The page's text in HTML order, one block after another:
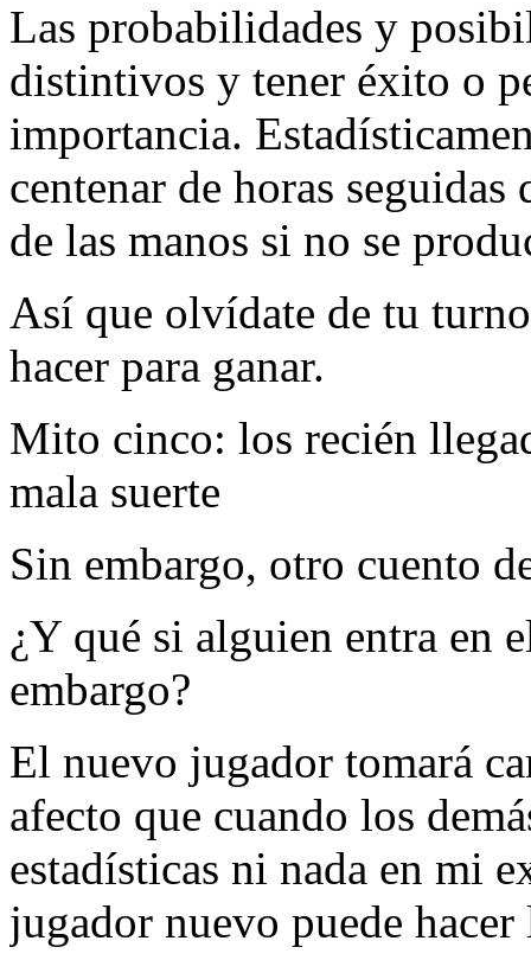
Las probabilidades y
distintivos y tener éxito o
importancia.
centenar de horas
de las manos si no se
Así que olvídate de tu
hacer para ganar.
Mito cinco: los recién
mala suerte
Sin embargo, otro cuento
¿Y qué si alguien entra en
embargo?
El nuevo jugador tomará
afecto que cuando los
estadísticas ni nada en mi
jugador nuevo puede